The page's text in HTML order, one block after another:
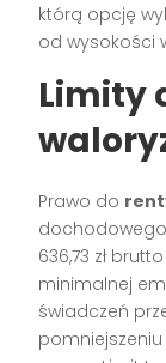
którą opcję
od wysokości
Limity
Prawo do
636,73 zł
minimalnej
świadczeń